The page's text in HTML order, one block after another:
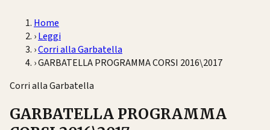
Home
›Leggi
›Corri alla Garbatella
›GARBATELLA PROGRAMMA CORSI 2016\2017
Corri alla Garbatella
GARBATELLA PROGRAMMA